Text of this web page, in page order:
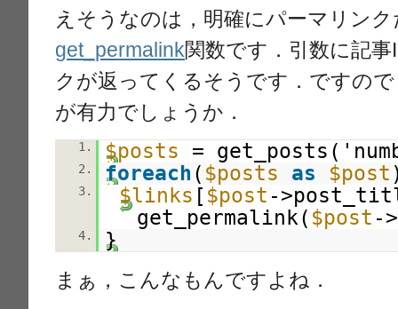
えそうなのは，明確にパーマリン
get_permalink関数です．引数に記
クが返ってくるそうです．ですの
が有力でしょうか．
1. $posts =
2. foreach ( $posts as $post
3. $links [ $post -
get_permalink( $post -
4. }
まぁ，こんなもんですよね．